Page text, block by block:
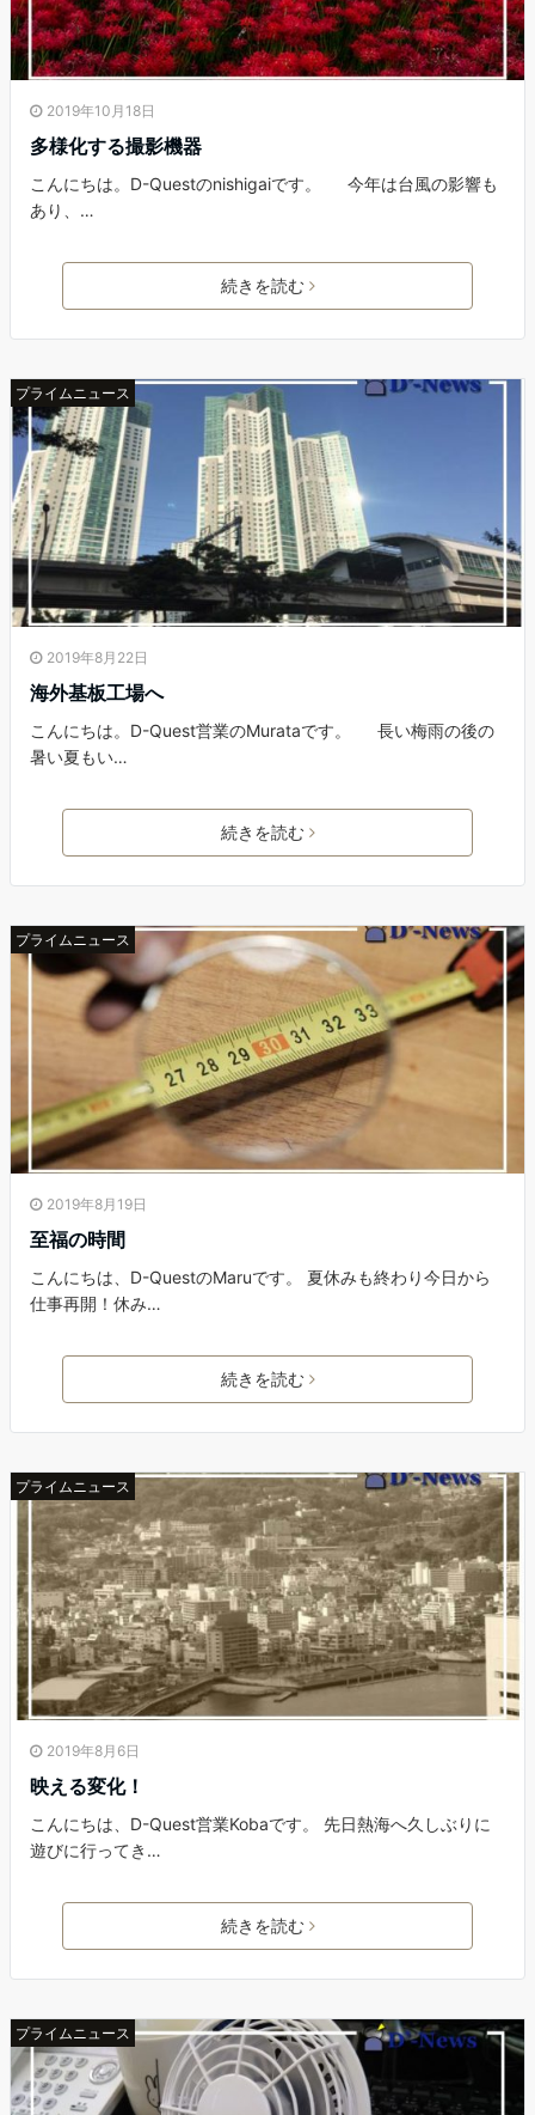
2019年10月18日
多様化する撮影機器
こんにちは。D-Questのnishigaiです。 今年は台風の影響も
あり、…
続きを読む
プライムニュース
2019年8月22日
海外基板工場へ
こんにちは。D-Quest営業のMurataです。 長い梅雨の後の
暑い夏もい…
続きを読む
プライムニュース
2019年8月19日
至福の時間
こんにちは、D-QuestのMaruです。 夏休みも終わり今日から
仕事再開！休み…
続きを読む
プライムニュース
2019年8月6日
映える変化！
こんにちは、D-Quest営業Kobaです。 先日熱海へ久しぶりに
遊びに行ってき…
続きを読む
プライムニュース